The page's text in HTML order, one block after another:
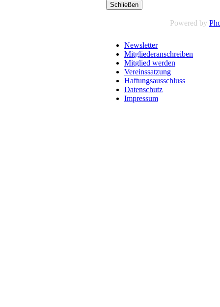
Schließen
Powered by
Newsletter
Mitgliederanschreiben
Mitglied werden
Vereinssatzung
Haftungsausschluss
Datenschutz
Impressum